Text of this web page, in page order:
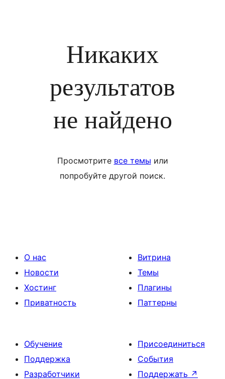
Никаких
результатов
не найдено
Просмотрите все темы или
попробуйте другой поиск.
О нас
Новости
Хостинг
Приватность
Витрина
Темы
Плагины
Паттерны
Обучение
Поддержка
Разработчики
Присоединиться
События
Поддержать ↗